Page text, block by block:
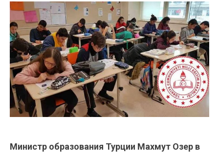
Министр образования Турции Махмут Озер в